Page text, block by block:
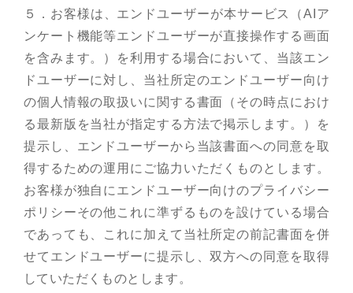
５．お客様は、エンドユーザーが本サービス（AIア
ンケート機能等エンドユーザーが直接操作する画面
を含みます。）を利用する場合において、当該エン
ドユーザーに対し、当社所定のエンドユーザー向け
の個人情報の取扱いに関する書面（その時点におけ
る最新版を当社が指定する方法で掲示します。）を
提示し、エンドユーザーから当該書面への同意を取
得するための運用にご協力いただくものとします。
お客様が独自にエンドユーザー向けのプライバシー
ポリシーその他これに準ずるものを設けている場合
であっても、これに加えて当社所定の前記書面を併
せてエンドユーザーに提示し、双方への同意を取得
していただくものとします。